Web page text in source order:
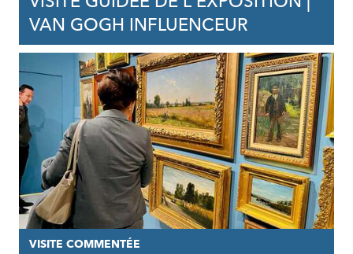
VAN GOGH INFLUENCEUR
VISITE COMMENTÉE